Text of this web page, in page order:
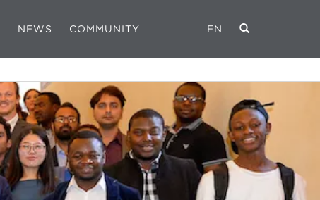
NEWS COMMUNITY EN